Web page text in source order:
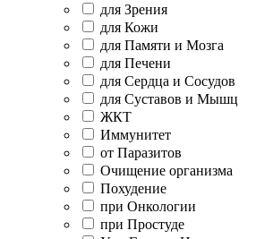
для Зрения
для Кожи
для Памяти и Мозга
для Печени
для Сердца и Сосудов
для Суставов и Мышц
ЖКТ
Иммунитет
от Паразитов
Очищение организма
Похудение
при Онкологии
при Простуде